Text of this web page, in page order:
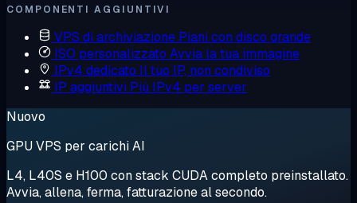
COMPONENTI AGGIUNTIVI
VPS di archiviazione Piani con disco grande
ISO personalizzato Avvia la tua immagine
IPv4 dedicato Il tuo IP, non condiviso
IP aggiuntivi Più IPv4 per server
Nuovo
GPU VPS per carichi AI
L4, L40S e H100 con stack CUDA completo preinstallato.
Avvia, allena, ferma, fatturazione al secondo.